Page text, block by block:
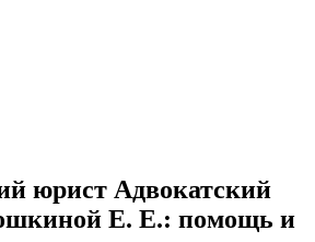
юрист Адвокатский
Е. Е.: помощь и